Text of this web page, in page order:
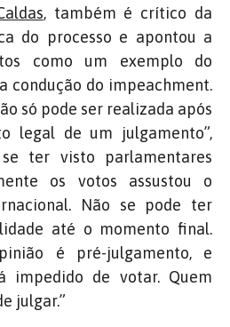
, também é crítico da
do processo e apontou a
como um exemplo do
condução do impeachment.
só pode ser realizada após
legal de um julgamento”,
ter visto parlamentares
os votos assustou o
Não se pode ter
até o momento final.
é pré-julgamento, e
impedido de votar. Quem
julgar.”